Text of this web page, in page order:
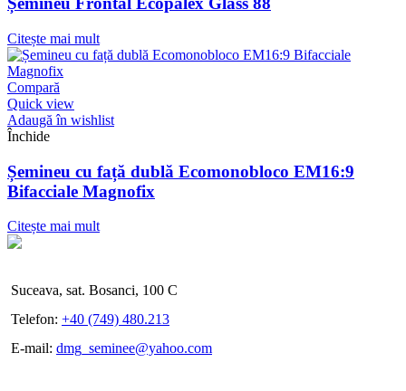
Citește mai mult
Compară
Quick view
Adaugă în wishlist
Închide
Șemineu cu față dublă Ecomonobloco EM16:9
Bifacciale Magnofix
Citește mai mult
Suceava, sat. Bosanci, 100 C
Telefon: +40 (749) 480.213
E-mail: dmg_seminee@yahoo.com